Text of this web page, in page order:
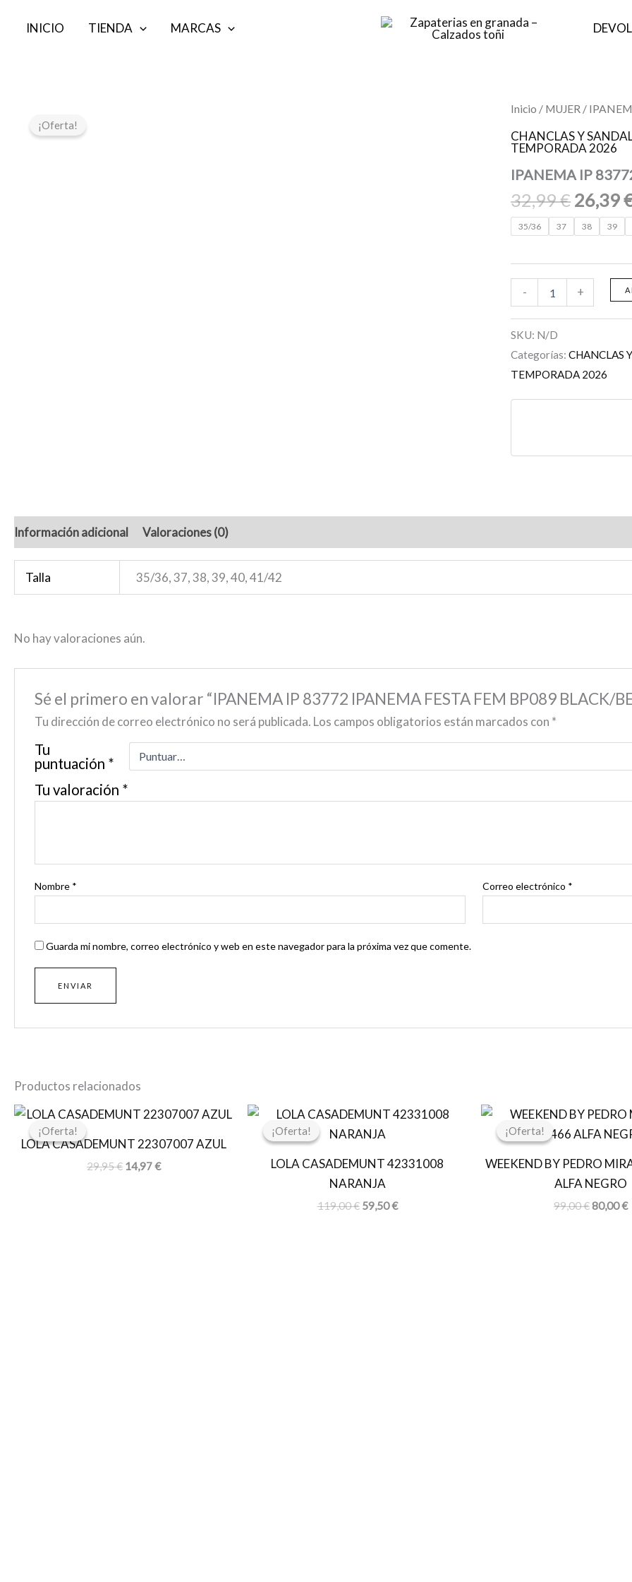
INICIO TIENDA MARCAS
¡Oferta!
Inicio / MUJER /
CHANCLAS Y
TEMPORADA 2026
IPANEMA IP
32,99€
El
precio
era:
32,99
26,39
35/36 37 38 39
-
IPANEMA
83772
IPANEMA
FEM
BLACK/BEIGE
cantidad
+
SKU: N/D
Categorías:CHANCLAS
TEMPORADA 2026
Información adicional Valoraciones (0)
Talla 35/36, 37, 38, 39, 40, 41/42
No hay valoraciones aún.
Sé el primero en valorar “IPANEMA IP 83772 IPANEMA FESTA FEM BP089 BLACK/
Tu dirección de correo electrónico no será publicada. Los campos obligatorios están marcados con *
Tu
puntuación *
Tu valoración *
Nombre * Correo electrónico *
Guarda mi nombre, correo electrónico y web en este navegador para la próxima vez que comente.
Productos relacionados
¡Oferta!
¡Oferta!
LOLA CASADEMUNT 22307007 AZUL
29,95€
El
original
era:
29,95 €.
14,97€
El
actual
es:
14,97 €.
¡Oferta!
¡Oferta!
LOLA CASADEMUNT 42331008
NARANJA
119,00€
El
original
119,00 €.
59,50€
El
59,50 €.
¡Oferta!
¡Oferta!
WEEKEND BY PEDRO
ALFA NEGRO
99,00€
El
original
99,00 €.
80,00€